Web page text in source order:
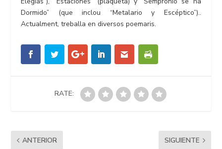
Dormido” (que inclou “Metalario y Escéptico”)..
Actualment, treballa en diversos poemaris.
RATE:
ANTERIOR SIGUIENTE